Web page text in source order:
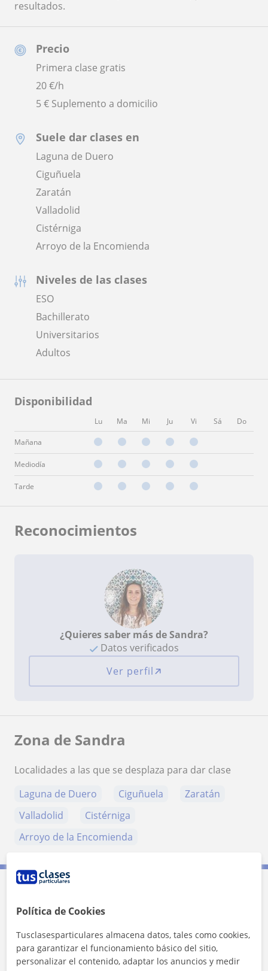
Precio
Primera clase gratis
20€/h
5 € Suplemento a domicilio
Suele dar clases en
Laguna de Duero
Ciguñuela
Zaratán
Valladolid
Cistérniga
Arroyo de la Encomienda
Niveles de las clases
ESO
Bachillerato
Universitarios
Adultos
Disponibilidad
Lu Ma Mi Ju Vi Sá Do
Mañana
Mediodía
Tarde
resultados.
Reconocimientos
¿Quieres saber más de Sandra?
Datos verificados
Ver perfil
Zona de Sandra
Localidades a las que se desplaza para dar clase
Laguna de Duero
Ciguñuela
Zaratán
Valladolid
Cistérniga
Arroyo de la Encomienda
Tarifa 20€/h
1ª clase gratis
Política de Cookies
Tusclasesparticulares almacena datos, tales como cookies,
para garantizar el funcionamiento básico del sitio,
personalizar el contenido, adaptar los anuncios y medir